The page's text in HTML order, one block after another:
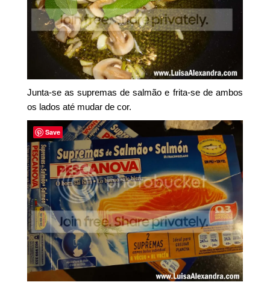
Junta-se as supremas de salmão e frita-se de ambos
os lados até mudar de cor.
Save